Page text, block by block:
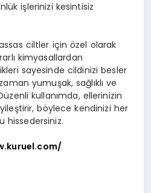
işlerinizi kesintisiz
ciltler için özel olarak
kimyasallardan
sayesinde cildinizi besler
yumuşak, sağlıklı ve
kullanımda, ellerinizin
böylece kendinizi her
hissedersiniz.